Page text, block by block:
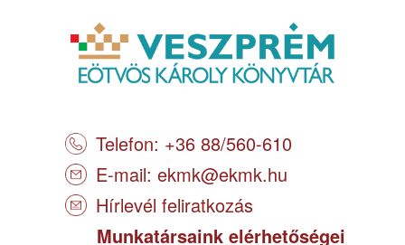
Telefon: +36 88/560-610
E-mail: ekmk@ekmk.hu
Hírlevél feliratkozás
Munkatársaink elérhetőségei